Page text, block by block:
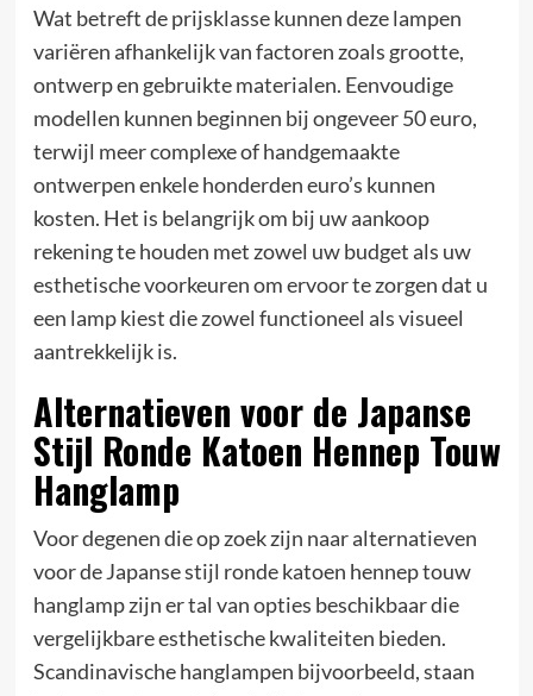
Wat betreft de prijsklasse kunnen deze lampen
variëren afhankelijk van factoren zoals grootte,
ontwerp en gebruikte materialen. Eenvoudige
modellen kunnen beginnen bij ongeveer 50 euro,
terwijl meer complexe of handgemaakte
ontwerpen enkele honderden euro’s kunnen
kosten. Het is belangrijk om bij uw aankoop
rekening te houden met zowel uw budget als uw
esthetische voorkeuren om ervoor te zorgen dat u
een lamp kiest die zowel functioneel als visueel
aantrekkelijk is.
Alternatieven voor de Japanse
Stijl Ronde Katoen Hennep Touw
Hanglamp
Voor degenen die op zoek zijn naar alternatieven
voor de Japanse stijl ronde katoen hennep touw
hanglamp zijn er tal van opties beschikbaar die
vergelijkbare esthetische kwaliteiten bieden.
Scandinavische hanglampen bijvoorbeeld, staan